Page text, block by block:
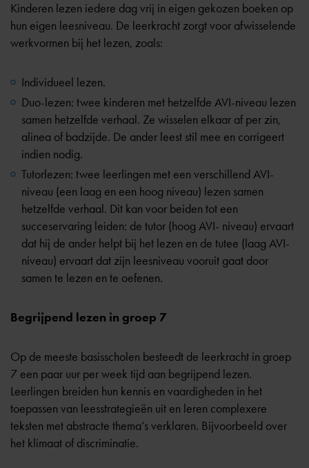
Kinderen lezen iedere dag vrij in eigen gekozen boeken op
hun eigen leesniveau. De leerkracht zorgt voor afwisselende
werkvormen bij het lezen, zoals:
Individueel lezen.
Duo-lezen: twee kinderen met hetzelfde AVI-niveau lezen
samen hetzelfde verhaal. Ze wisselen elkaar af per zin,
alinea of badzijde. De ander leest stil mee en corrigeert
indien nodig.
Tutorlezen: twee leerlingen met een verschillend AVI-
niveau (een laag en een hoog niveau) lezen samen
hetzelfde verhaal. Dit kan voor beiden tot een
succeservaring leiden: de tutor (hoog AVI- niveau) ervaart
dat hij de ander helpt bij het lezen en de tutee (laag AVI-
niveau) ervaart dat zijn leesniveau vooruit gaat door
samen te lezen en te oefenen.
Begrijpend lezen in groep 7
Op de meeste basisscholen besteedt de leerkracht in groep
7 een paar uur per week tijd aan begrijpend lezen.
Leerlingen breiden hun kennis en vaardigheden in het
toepassen van leesstrategieën uit en leren complexere
teksten met abstracte thema’s verklaren. Bijvoorbeeld over
het klimaat of discriminatie.